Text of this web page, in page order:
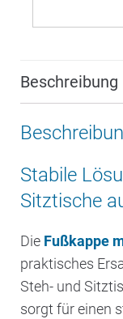
Beschreibung
Stabile
Sitztische
Die Fußkappe
praktisches
Steh- und
sorgt für einen